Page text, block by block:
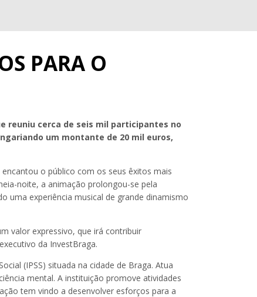
PARA O
reuniu cerca de seis mil participantes no
um montante de 20 mil euros,
o público com os seus êxitos mais
noite, a animação prolongou-se pela
uma experiência musical de grande dinamismo
valor expressivo, que irá contribuir
da InvestBraga.
(IPSS) situada na cidade de Braga. Atua
mental. A instituição promove atividades
tem vindo a desenvolver esforços para a